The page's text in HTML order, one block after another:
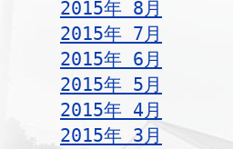
2015年 8月
2015年 7月
2015年 6月
2015年 5月
2015年 4月
2015年 3月